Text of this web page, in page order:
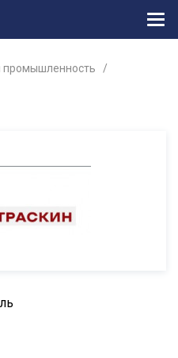
промышленность